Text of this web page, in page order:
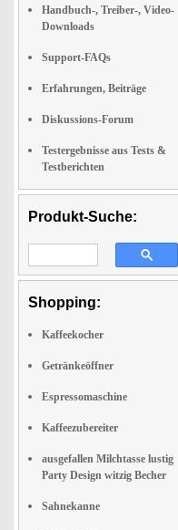
Handbuch-, Treiber-, Video-
Downloads
Support-FAQs
Erfahrungen, Beiträge
Diskussions-Forum
Testergebnisse aus Tests &
Testberichten
Produkt-Suche:
Shopping:
Kaffeekocher
Getränkeöffner
Espressomaschine
Kaffeezubereiter
ausgefallen Milchtasse lustig
Party Design witzig Becher
Sahnekanne